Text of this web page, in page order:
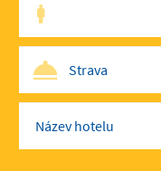
Strava
Strava
Název hotelu